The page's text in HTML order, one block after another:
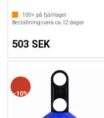
100+ på fjärrlager.
Beställningsvara ca.12 dagar
503 SEK
10%